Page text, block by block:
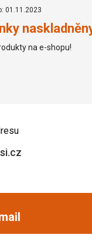
01.11.2023
na e-shopu!